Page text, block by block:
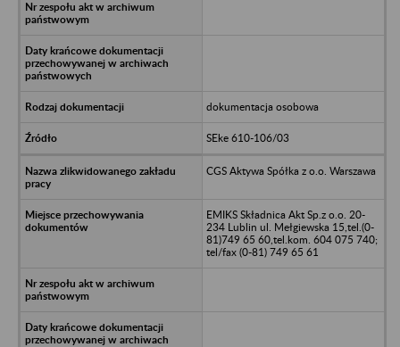
dokumentacja osobowa
SEke 610-106/03
CGS Aktywa Spółka z o.o. Warszawa
EMIKS Składnica Akt Sp.z o.o. 20-
234 Lublin ul. Mełgiewska 15,tel.(0-
81)749 65 60,tel.kom. 604 075 740;
tel/fax (0-81) 749 65 61